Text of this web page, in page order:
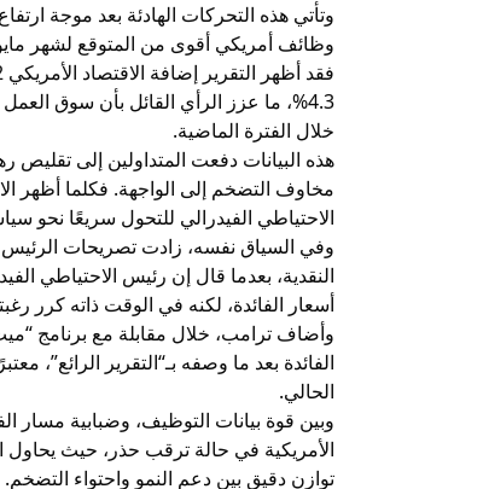
وتأتي هذه التحركات الهادئة بعد موجة
وظائف أمريكي أقوى من المتوقع لشهر
4.3%، ما عزز الرأي القائل بأن سوق
خلال الفترة الماضية.
هذه البيانات دفعت المتداولين إلى
مخاوف التضخم إلى الواجهة. فكلما أظهر
الاحتياطي الفيدرالي للتحول سريعًا نحو
وفي السياق نفسه، زادت تصريحات الرئيس
النقدية، بعدما قال إن رئيس الاحتياطي
أسعار الفائدة، لكنه في الوقت ذاته كرر
وأضاف ترامب، خلال مقابلة مع برنامج
الفائدة بعد ما وصفه بـ“التقرير الرائع”،
الحالي.
وبين قوة بيانات التوظيف، وضبابية مسار
الأمريكية في حالة ترقب حذر، حيث يحاول
توازن دقيق بين دعم النمو واحتواء التضخم.